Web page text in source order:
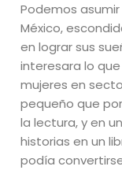
Podemos
México,
en lograr sus
interesara lo que
mujeres en
pequeño que
la lectura, y en
historias en un
podía